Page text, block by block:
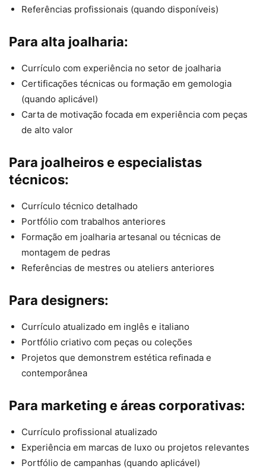
Referências profissionais (quando disponíveis)
Para alta joalharia:
Currículo com experiência no setor de joalharia
Certificações técnicas ou formação em gemologia
(quando aplicável)
Carta de motivação focada em experiência com peças
de alto valor
Para joalheiros e especialistas
técnicos:
Currículo técnico detalhado
Portfólio com trabalhos anteriores
Formação em joalharia artesanal ou técnicas de
montagem de pedras
Referências de mestres ou ateliers anteriores
Para designers:
Currículo atualizado em inglês e italiano
Portfólio criativo com peças ou coleções
Projetos que demonstrem estética refinada e
contemporânea
Para marketing e áreas corporativas:
Currículo profissional atualizado
Experiência em marcas de luxo ou projetos relevantes
Portfólio de campanhas (quando aplicável)